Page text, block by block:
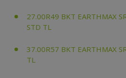
27.00R49 BKT EARTHMAX
STD TL
37.00R57 BKT EARTHMAX
TL